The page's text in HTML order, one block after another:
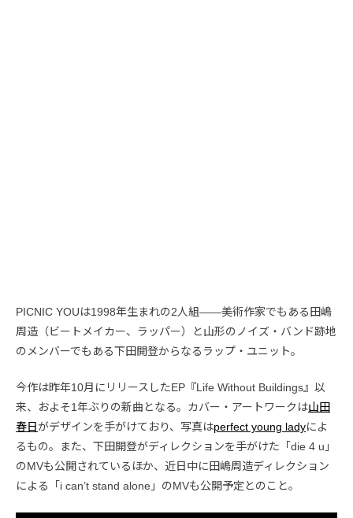
PICNIC YOUは1998年生まれの2人組――美術作家でもある田嶋
周造（ビートメイカー、ラッパー）と山形のノイズ・バンド跡地
のメンバーでもある下田開登からなるラップ・ユニット。
今作は昨年10月にリリースしたEP『Life Without Buildings』以
来、およそ1年ぶりの新曲となる。カバー・アートワークは山田
春日がデザインを手がけており、写真はperfect young ladyによ
るもの。また、下田開登がディレクションを手がけた「die 4 u」
のMVも公開されているほか、近日中に田嶋周造ディレクション
による「i can’t stand alone」のMVも公開予定とのこと。